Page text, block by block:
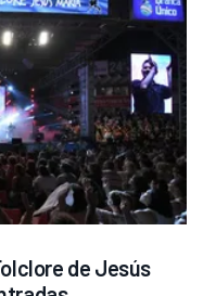
de Jesús